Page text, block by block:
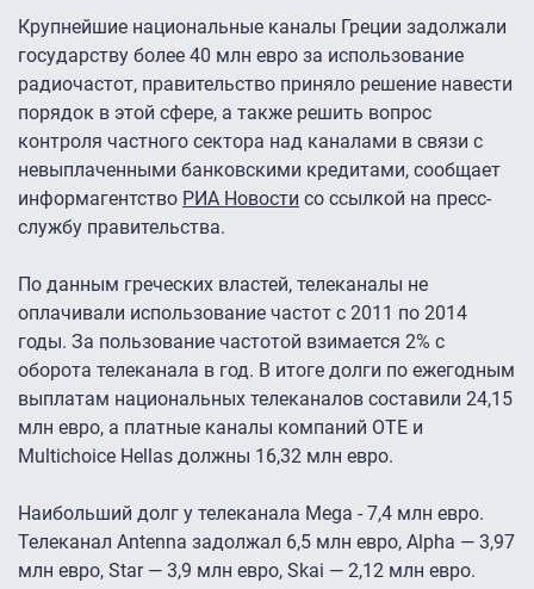
Крупнейшие национальные каналы Греции задолжали
государству более 40 млн евро за использование
радиочастот, правительство приняло решение навести
порядок в этой сфере, а также решить вопрос
контроля частного сектора над каналами в связи с
невыплаченными банковскими кредитами, сообщает
информагентство РИА Новости со ссылкой на пресс-
службу правительства.
По данным греческих властей, телеканалы не
оплачивали использование частот с 2011 по 2014
годы. За пользование частотой взимается 2% с
оборота телеканала в год. В итоге долги по ежегодным
выплатам национальных телеканалов составили 24,15
млн евро, а платные каналы компаний OTE и
Multichoice Hellas должны 16,32 млн евро.
Наибольший долг у телеканала Mega - 7,4 млн евро.
Телеканал Antenna задолжал 6,5 млн евро, Alpha — 3,97
млн евро, Star — 3,9 млн евро, Skai — 2,12 млн евро.